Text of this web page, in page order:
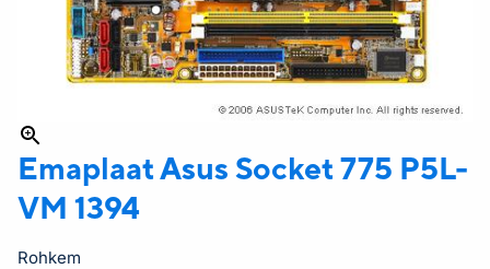
Emaplaat Asus Socket 775 P5L-
VM 1394
Rohkem